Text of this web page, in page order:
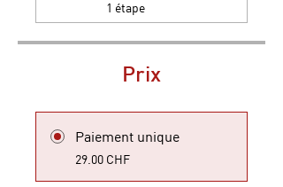
1 étape
Prix
Paiement unique
29.00 CHF